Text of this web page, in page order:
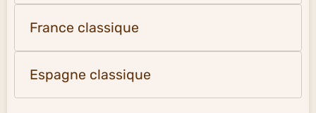
France classique
Espagne classique